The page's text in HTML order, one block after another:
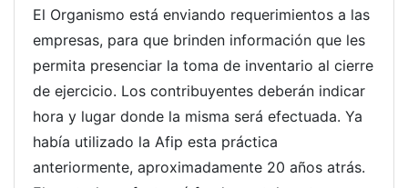
El Organismo está enviando requerimientos a las
empresas, para que brinden información que les
permita presenciar la toma de inventario al cierre
de ejercicio. Los contribuyentes deberán indicar
hora y lugar donde la misma será efectuada. Ya
había utilizado la Afip esta práctica
anteriormente, aproximadamente 20 años atrás.